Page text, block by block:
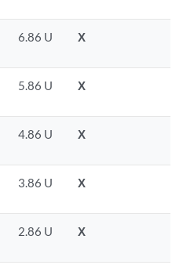
6.86 U X
5.86 U X
4.86 U X
3.86 U X
2.86 U X